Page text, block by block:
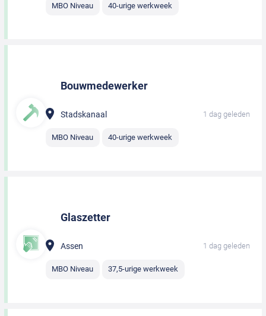
MBO Niveau 40-urige werkweek
Bouwmedewerker
Stadskanaal 1 dag geleden
MBO Niveau 40-urige werkweek
Glaszetter
Assen 1 dag geleden
MBO Niveau 37,5-urige werkweek